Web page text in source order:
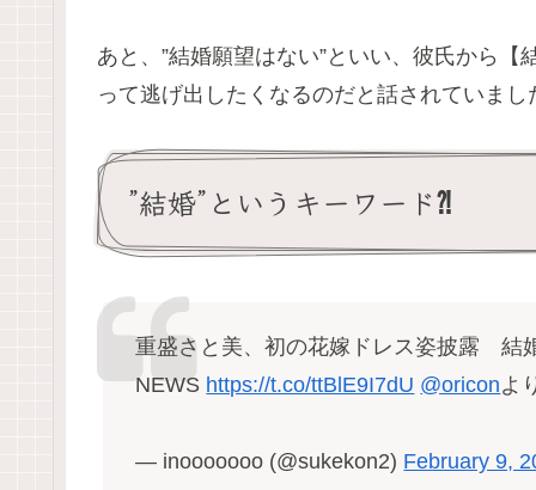
あと、”結婚願望はない”といい、彼氏から
って逃げ出したくなるのだと話されていまし
”結婚”というキーワード⁈
重盛さと美、初の花嫁ドレス姿披露 結
NEWS https://t.co/ttBlE9I7dU @oriconよ
— inooooooo (@sukekon2) February 9,